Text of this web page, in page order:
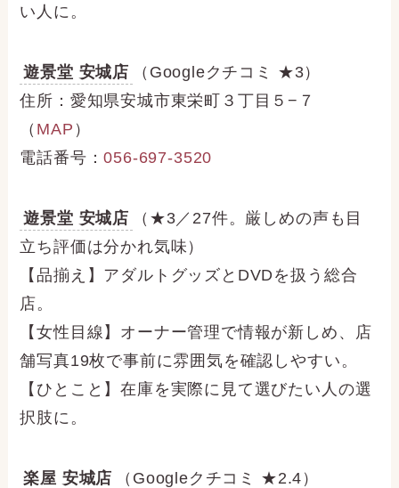
い人に。
遊景堂 安城店
（Googleクチコミ ★3）
住所：愛知県安城市東栄町３丁目５−７
（ MAP ）
電話番号：056-697-3520
遊景堂 安城店
（★3／27件。厳しめの声も目
立ち評価は分かれ気味）
【品揃え】アダルトグッズとDVDを扱う総合
店。
【女性目線】オーナー管理で情報が新しめ、店
舗写真19枚で事前に雰囲気を確認しやすい。
【ひとこと】在庫を実際に見て選びたい人の選
択肢に。
楽屋 安城店
（Googleクチコミ ★2.4）